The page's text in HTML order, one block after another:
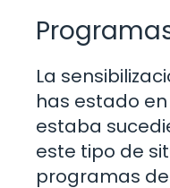
La
has estado
estaba
este tipo de
programas